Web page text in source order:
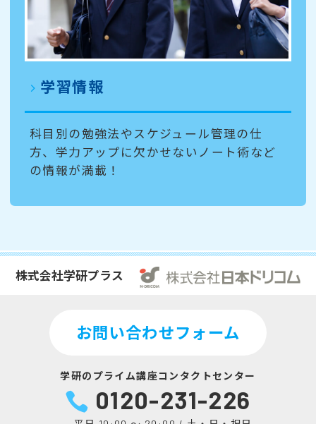
学習情報
科目別の勉強法やスケジュール管理の仕
方、学力アップに欠かせないノート術など
の情報が満載！
株式会社学研プラス
お問い合わせフォーム
学研のプライム講座コンタクトセンター
0120-231-226